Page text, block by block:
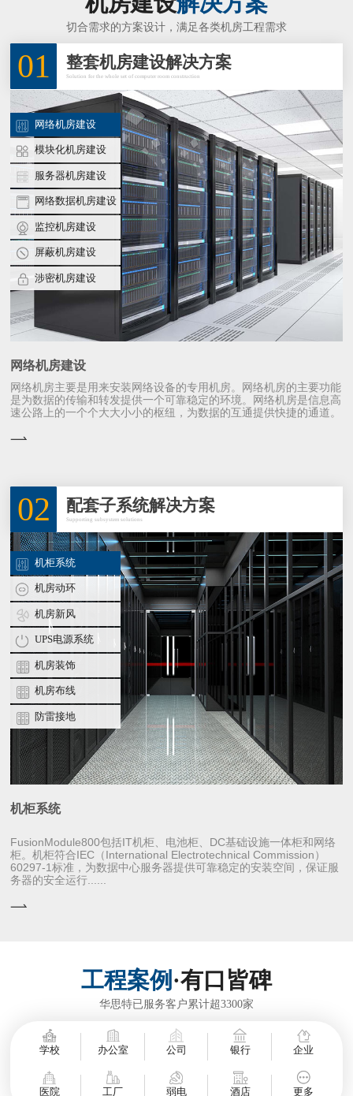
切合需求的方案设计，满足各类机房工程需求
01 整套机房建设解决方案
Solution for the whole set of computer room construction
网络机房建设
模块化机房建设
服务器机房建设
网络数据机房建设
监控机房建设
屏蔽机房建设
涉密机房建设
网络机房建设
网络机房主要是用来安装网络设备的专用机房。网络机房的主要功能
是为数据的传输和转发提供一个可靠稳定的环境。网络机房是信息高
速公路上的一个个大大小小的枢纽，为数据的互通提供快捷的通道。
02 配套子系统解决方案
Supporting subsystem solutions
机柜系统
机房动环
机房新风
UPS电源系统
机房装饰
机房布线
防雷接地
机柜系统
FusionModule800包括IT机柜、电池柜、DC基础设施一体柜和网络
柜。机柜符合IEC（International Electrotechnical Commission）
60297-1标准，为数据中心服务器提供可靠稳定的安装空间，保证服
务器的安全运行......
工程案例 ·有口皆碑
华思特已服务客户累计超3300家
学校 办公室 公司 银行 企业
医院 工厂 弱电 酒店 更多